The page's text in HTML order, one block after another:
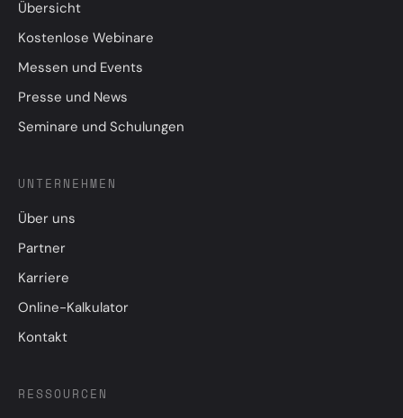
Übersicht
Kostenlose Webinare
Messen und Events
Presse und News
Seminare und Schulungen
UNTERNEHMEN
Über uns
Partner
Karriere
Online-Kalkulator
Kontakt
RESSOURCEN